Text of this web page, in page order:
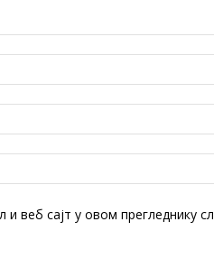
и веб сајт у овом прегледнику